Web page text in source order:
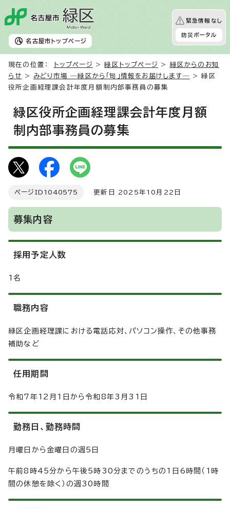
名古屋市 トップページ
緊急情報なし
防災ポータル
現在の位置： トップページ >緑区トップページ > 緑区からのお知
らせ
> みどり市場 ―緑区から「旬」情報をお届けします― > 緑区
役所企画経理課会計年度月額制内部事務員の募集
緑区役所企画経理課会計年度月額
制内部事務員の募集
ページID 1040575 更新日 2025年10月22日
募集内容
採用予定人数
1名
職務内容
緑区企画経理課における電話応対、パソコン操作、その他事務
補助など
任用期間
令和7年12月1日から令和8年3月31日
勤務日、勤務時間
月曜日から金曜日の週5日
午前8時45分から午後5時30分までのうちの1日6時間（1時
間の休憩を除く）の週30時間